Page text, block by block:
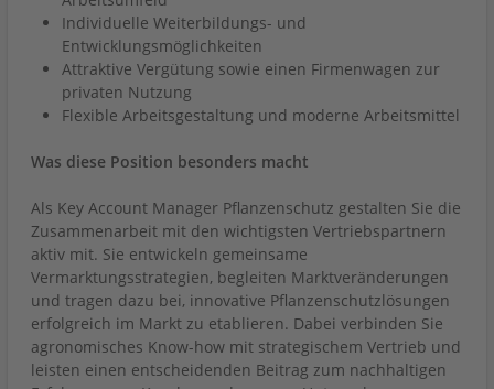
Individuelle Weiterbildungs- und
Entwicklungsmöglichkeiten
Attraktive Vergütung sowie einen Firmenwagen zur
privaten Nutzung
Flexible Arbeitsgestaltung und moderne Arbeitsmittel
Was diese Position besonders macht
Als Key Account Manager Pflanzenschutz gestalten Sie die
Zusammenarbeit mit den wichtigsten Vertriebspartnern
aktiv mit. Sie entwickeln gemeinsame
Vermarktungsstrategien, begleiten Marktveränderungen
und tragen dazu bei, innovative Pflanzenschutzlösungen
erfolgreich im Markt zu etablieren. Dabei verbinden Sie
agronomisches Know-how mit strategischem Vertrieb und
leisten einen entscheidenden Beitrag zum nachhaltigen